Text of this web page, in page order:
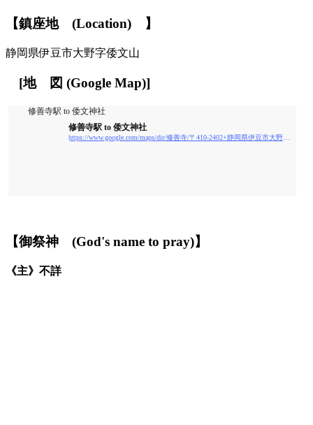
【鎮座地 (Location) 】
静岡県伊豆市大野字倭文山
[地 図 (Google Map)]
修善寺駅 to 倭文神社
修善寺駅 to 倭文神社
【御祭神 (God's name to pray)】
《主》 不詳